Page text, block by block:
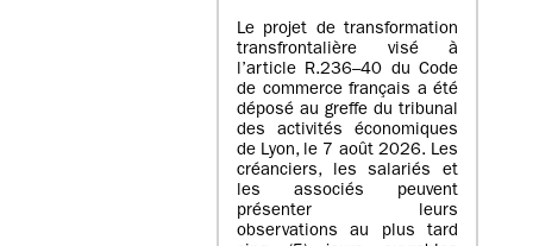
Le projet de transformation
transfrontalière visé à
l’article R.236–40 du Code
de commerce français a été
déposé au greffe du tribunal
des activités économiques
de Lyon, le 7 août 2026. Les
créanciers, les salariés et
les associés peuvent
présenter leurs
observations au plus tard